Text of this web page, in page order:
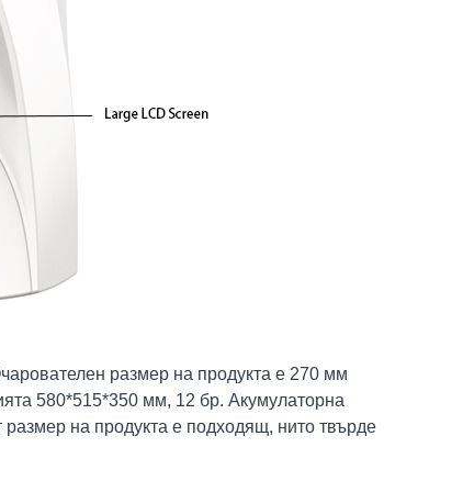
размер на продукта е 270 мм
580*515*350 мм, 12 бр. Акумулаторна
на продукта е подходящ, нито твърде